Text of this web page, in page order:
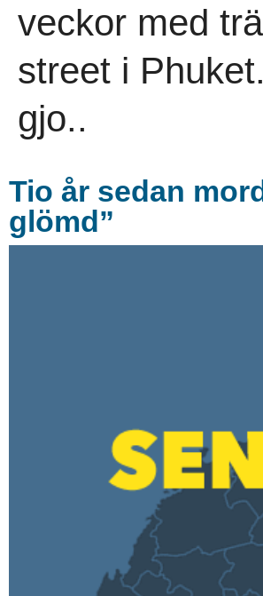
veckor med
street i
gjo..
Tio år sedan
glömd”